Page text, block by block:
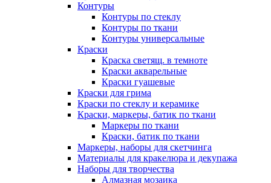
Контуры
Контуры по стеклу
Контуры по ткани
Контуры универсальные
Краски
Краска светящ. в темноте
Краски акварельные
Краски гуашевые
Краски для грима
Краски по стеклу и керамике
Краски, маркеры, батик по ткани
Маркеры по ткани
Краски, батик по ткани
Маркеры, наборы для скетчинга
Материалы для кракелюра и декупажа
Наборы для творчества
Алмазная мозаика